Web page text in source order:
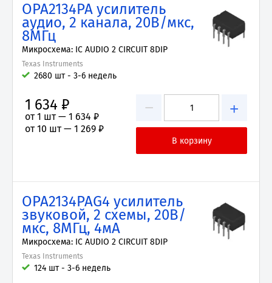
OPA2134PA усилитель
аудио, 2 канала, 20В/мкс,
8МГц
Микросхема: IC AUDIO 2 CIRCUIT 8DIP
Texas Instruments
2680 шт - 3-6 недель
− +
1 634 ₽
от 1 шт — 1 634 ₽
от 10 шт — 1 269 ₽
OPA2134PAG4 усилитель
звуковой, 2 схемы, 20В/
мкс, 8МГц, 4мА
Микросхема: IC AUDIO 2 CIRCUIT 8DIP
Texas Instruments
124 шт - 3-6 недель